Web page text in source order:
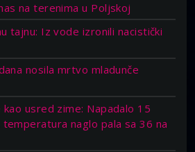
na terenima u Poljskoj
tajnu: Iz vode izronili nacistički
nosila mrtvo mladunče
usred zime: Napadalo 15
naglo pala sa 36 na